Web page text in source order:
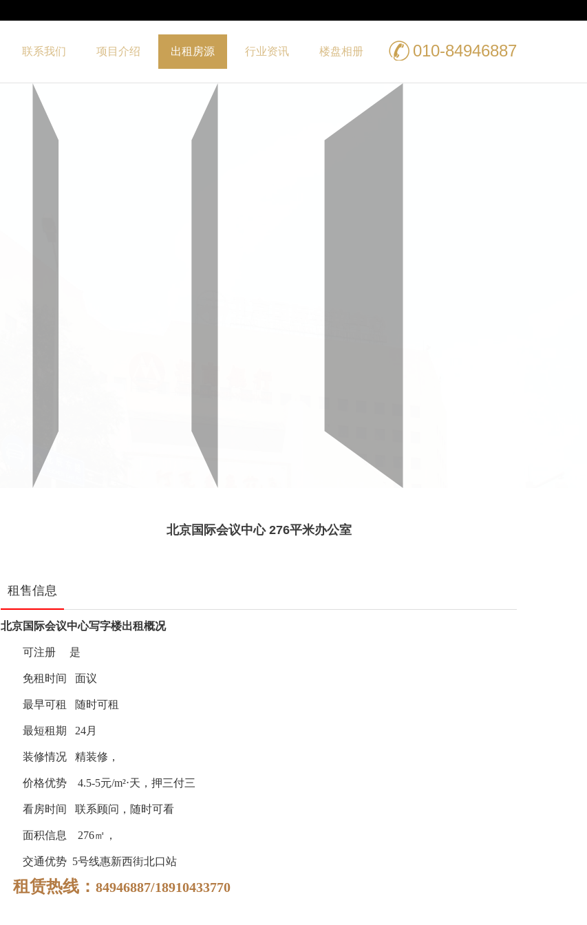
010-84946887
联系我们 项目介绍 出租房源 行业资讯 楼盘相册
北京国际会议中心 276平米办公室
租售信息
北京国际会议中心写字楼出租概况
可注册 是
免租时间 面议
最早可租 随时可租
最短租期 24月
装修情况 精装修，
价格优势 4.5-5元/m²⋅天，押三付三
看房时间 联系顾问，随时可看
面积信息 276㎡，
交通优势 5号线惠新西街北口站
租赁热线： 84946887/18910433770